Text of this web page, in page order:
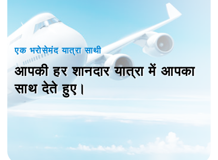
एक भरोसेमंद यात्रा साथी
आपकी हर शानदार यात्रा में आपका
साथ देते हुए।